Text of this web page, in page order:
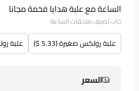
الساعة مع علبة هدايا فخمة مجانا
حاب تضيف ملحقات الساعة
علبة رولكس صغيرة (5.33 $) علبة
السعر